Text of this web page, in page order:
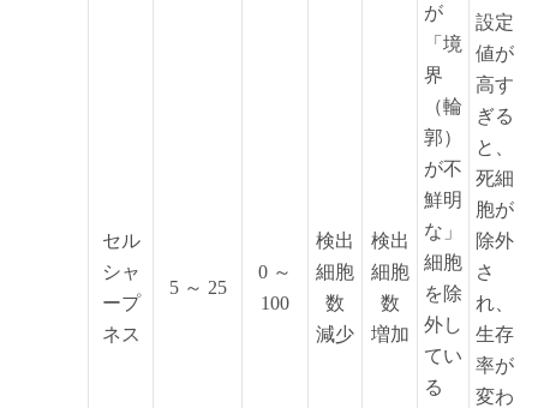
セル
シャ
ープ
ネス
5 ～ 25
0 ～
100
検出
細胞
数
減少
検出
細胞
数
増加
が
「境
界
（輪
郭）
が不
鮮明
な」
細胞
を除
外し
てい
る
設定
値が
高す
ぎる
と、
死細
胞が
除外
さ
れ、
生存
率が
変わ